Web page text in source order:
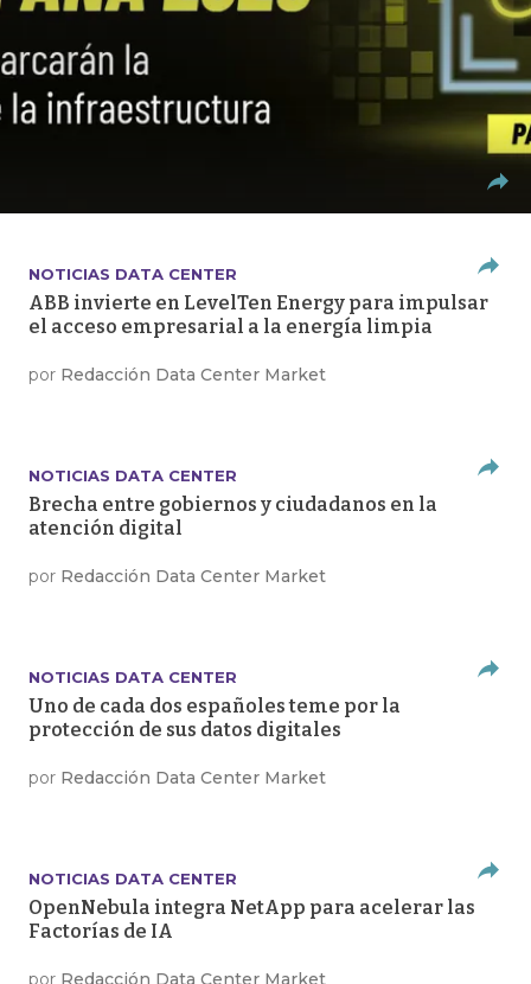
NOTICIAS DATA CENTER
ABB invierte en LevelTen Energy para impulsar
el acceso empresarial a la energía limpia
por Redacción Data Center Market
NOTICIAS DATA CENTER
Brecha entre gobiernos y ciudadanos en la
atención digital
por Redacción Data Center Market
NOTICIAS DATA CENTER
Uno de cada dos españoles teme por la
protección de sus datos digitales
por Redacción Data Center Market
NOTICIAS DATA CENTER
OpenNebula integra NetApp para acelerar las
Factorías de IA
por Redacción Data Center Market